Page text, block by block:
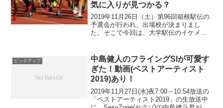
気に入りが見つかる？
2019年11月26日（土）第96回箱根駅伝の
予選会が行われ、出場校が決まりまし
た。そこで今回は、大学駅伝のイケメン
第96回箱根駅伝(2020)シード校の...
ピックアップ
中島健人のフライングSIが可愛す
ぎた！動画(ベストアーティスト
2019)あり！
2019年11月27日(水)夜7:00～10:54放送の
「ベストアーティスト2019」の生放送中